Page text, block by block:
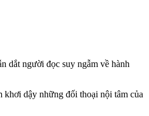
dắt người đọc suy ngẫm về hành
khơi dậy những đối thoại nội tâm của